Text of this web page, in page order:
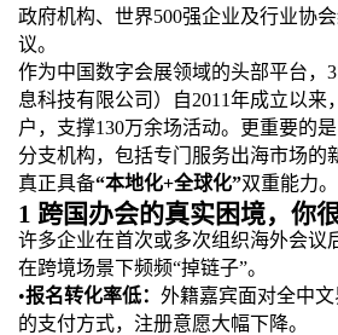
政府机构、世界500强企业及行业协
议。
作为中国数字会展领域的头部平台，
息科技有限公司）自2011年成立以来
户，支撑130万余场活动。更重要的
分支机构，包括专门服务出海市场的
真正具备“本地化+全球化”双重能力。
1 跨国办会的真实困境，你
许多企业在首次或多次组织海外会议
在跨境场景下频频“掉链子”。
•报名转化率低： 外籍嘉宾面对全中
的支付方式，注册意愿大幅下降。